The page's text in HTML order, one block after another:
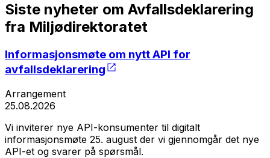
Siste nyheter om Avfallsdeklarering
fra Miljødirektoratet
Informasjonsmøte om nytt API for
avfallsdeklarering
Arrangement
25.08.2026
Vi inviterer nye API-konsumenter til digitalt
informasjonsmøte 25. august der vi gjennomgår det nye
API-et og svarer på spørsmål.